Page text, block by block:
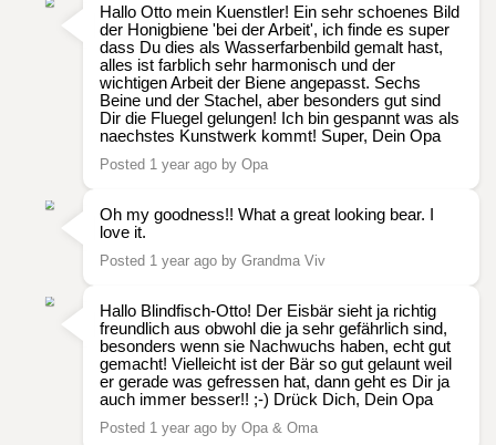
Hallo Otto mein Kuenstler! Ein sehr schoenes Bild
der Honigbiene 'bei der Arbeit', ich finde es super
dass Du dies als Wasserfarbenbild gemalt hast,
alles ist farblich sehr harmonisch und der
wichtigen Arbeit der Biene angepasst. Sechs
Beine und der Stachel, aber besonders gut sind
Dir die Fluegel gelungen! Ich bin gespannt was als
naechstes Kunstwerk kommt! Super, Dein Opa
Posted 1 year ago by Opa
Oh my goodness!! What a great looking bear. I
love it.
Posted 1 year ago by Grandma Viv
Hallo Blindfisch-Otto! Der Eisbär sieht ja richtig
freundlich aus obwohl die ja sehr gefährlich sind,
besonders wenn sie Nachwuchs haben, echt gut
gemacht! Vielleicht ist der Bär so gut gelaunt weil
er gerade was gefressen hat, dann geht es Dir ja
auch immer besser!! ;-) Drück Dich, Dein Opa
Posted 1 year ago by Opa & Oma